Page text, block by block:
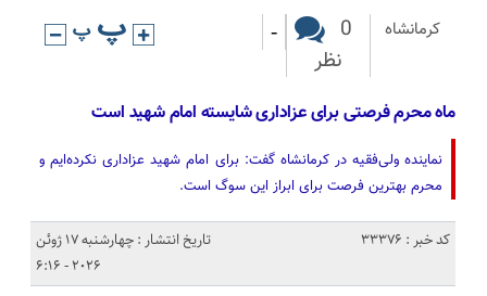
کرمانشاه
0
نظر
-
ماه محرم فرصتی برای عزاداری شایسته امام شهید است
نماینده ولی‌فقیه در کرمانشاه گفت: برای امام شهید عزاداری نکرده‌ایم و
محرم بهترین فرصت برای ابراز این سوگ است.
کد خبر : 33376
تاریخ انتشار : چهارشنبه 17 ژوئن
2026 - 6:16